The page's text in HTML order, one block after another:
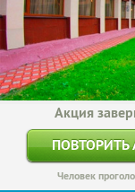
Акция
Человек